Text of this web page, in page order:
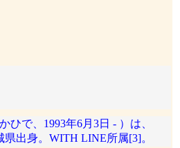
ひで、1993年6月3日 - ）は、
出身。WITH LINE所属[3]。